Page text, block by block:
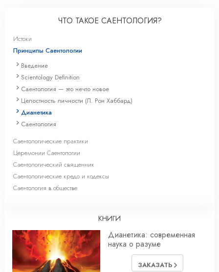
ЧТО ТАКОЕ САЕНТОЛОГИЯ?
Истоки
Принципы Саентологии
Введение
Scientology Definition
Саентология — это нечто новое
Целостность личности (Л. Рон Хаббард)
Дианетика
Саентология
Саентологические практики
Церемонии Саентологии
Саентологический священник
Саентологические кредо и кодексы
Саентология в обществе
КНИГИ
Дианетика: современная
наука о разуме
ЗАКАЗАТЬ